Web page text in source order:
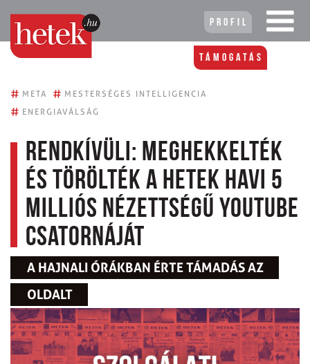
Profil
Támogatás
# META # MESTERSÉGES INTELLIGENCIA
# ENERGIAVÁLSÁG
RENDKÍVÜLI: Meghekkelték
és törölték a Hetek havi 5
milliós nézettségű Youtube
csatornáját
A HAJNALI ÓRÁKBAN ÉRTE TÁMADÁS AZ
OLDALT